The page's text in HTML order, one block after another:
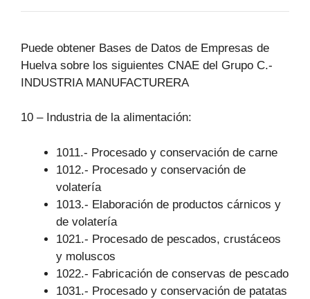
Puede obtener Bases de Datos de Empresas de
Huelva sobre los siguientes CNAE del Grupo C.-
INDUSTRIA MANUFACTURERA
10 – Industria de la alimentación:
1011.- Procesado y conservación de carne
1012.- Procesado y conservación de
volatería
1013.- Elaboración de productos cárnicos y
de volatería
1021.- Procesado de pescados, crustáceos
y moluscos
1022.- Fabricación de conservas de pescado
1031.- Procesado y conservación de patatas